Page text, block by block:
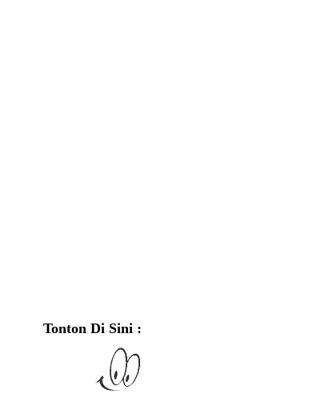
Tonton Di Sini :